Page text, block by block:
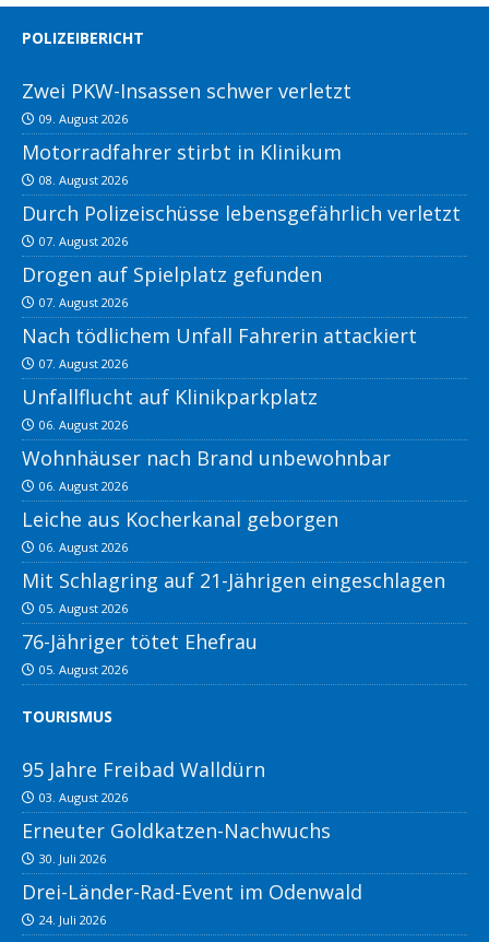
POLIZEIBERICHT
Zwei PKW-Insassen schwer verletzt
09. August 2026
Motorradfahrer stirbt in Klinikum
08. August 2026
Durch Polizeischüsse lebensgefährlich verletzt
07. August 2026
Drogen auf Spielplatz gefunden
07. August 2026
Nach tödlichem Unfall Fahrerin attackiert
07. August 2026
Unfallflucht auf Klinikparkplatz
06. August 2026
Wohnhäuser nach Brand unbewohnbar
06. August 2026
Leiche aus Kocherkanal geborgen
06. August 2026
Mit Schlagring auf 21-Jährigen eingeschlagen
05. August 2026
76-Jähriger tötet Ehefrau
05. August 2026
TOURISMUS
95 Jahre Freibad Walldürn
03. August 2026
Erneuter Goldkatzen-Nachwuchs
30. Juli 2026
Drei-Länder-Rad-Event im Odenwald
24. Juli 2026